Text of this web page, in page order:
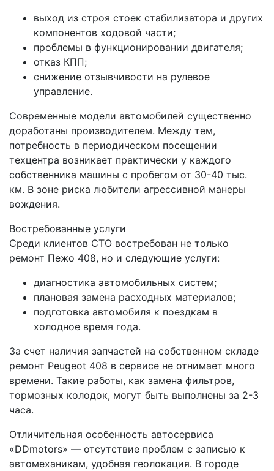
выход из строя стоек стабилизатора и других
компонентов ходовой части;
проблемы в функционировании двигателя;
отказ КПП;
снижение отзывчивости на рулевое
управление.
Современные модели автомобилей существенно
доработаны производителем. Между тем,
потребность в периодическом посещении
техцентра возникает практически у каждого
собственника машины с пробегом от 30-40 тыс.
км. В зоне риска любители агрессивной манеры
вождения.
Востребованные услуги
Среди клиентов СТО востребован не только
ремонт Пежо 408, но и следующие услуги:
диагностика автомобильных систем;
плановая замена расходных материалов;
подготовка автомобиля к поездкам в
холодное время года.
За счет наличия запчастей на собственном складе
ремонт Peugeot 408 в сервисе не отнимает много
времени. Такие работы, как замена фильтров,
тормозных колодок, могут быть выполнены за 2-3
часа.
Отличительная особенность автосервиса
«DDmotors» — отсутствие проблем с записью к
автомеханикам, удобная геолокация. В городе